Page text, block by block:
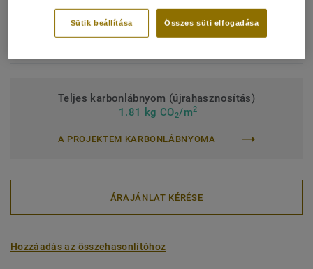
Felületkezelés:Új iQ PUR
Teljes karbonlábnyom (újrahasznosítás)
1.81 kg CO2/m2
A PROJEKTEM KARBONLÁBNYOMA
ÁRAJÁNLAT KÉRÉSE
Hozzáadás az összehasonlítóhoz
Összes süti elfogadása
Sütik beállítása